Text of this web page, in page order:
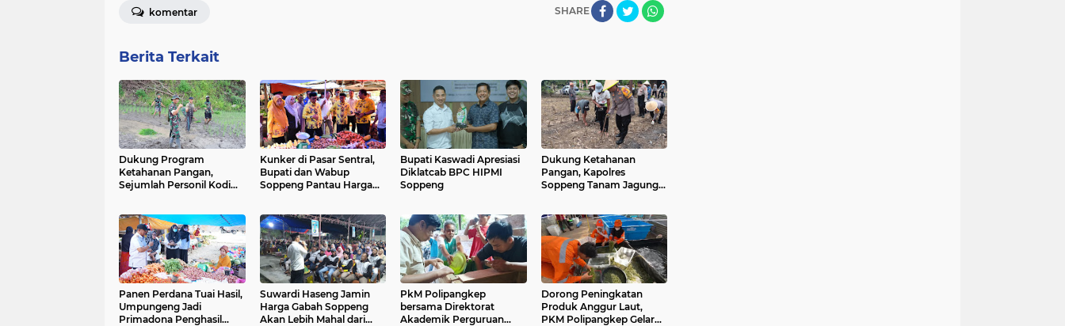
SHARE
komentar
Berita Terkait
Dukung Program
Ketahanan Pangan,
Sejumlah Personil Kodim
Padi di Medde
Kunker di Pasar Sentral,
Bupati dan Wabup
Soppeng Pantau Harga
Bupati Kaswadi Apresiasi
Diklatcab BPC HIPMI
Soppeng
Dukung Ketahanan
Pangan, Kapolres
Soppeng Tanam Jagung
Panen Perdana Tuai Hasil,
Umpungeng Jadi
Primadona Penghasil
Suwardi Haseng Jamin
Harga Gabah Soppeng
Akan Lebih Mahal dari
PkM Polipangkep
bersama Direktorat
Akademik Perguruan
Dorong Peningkatan
Produk Anggur Laut,
PKM Polipangkep Gelar